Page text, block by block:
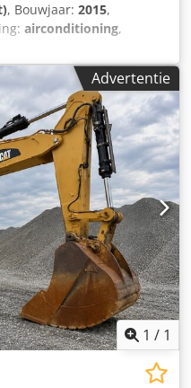
, Bouwjaar: 2015,
airconditioning,
2015 Bedrijfstijden: 10.741
Radio Credpfx Aozl
giek Gieklengte:
(voor hamer,
1x bak – 900
70% in goede staat
motor met 151 kW
Operationeel
Advertentie
1 / 1